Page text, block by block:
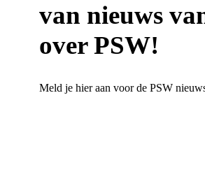
van nieuws
over PSW!
Meld je hier aan voor de PSW